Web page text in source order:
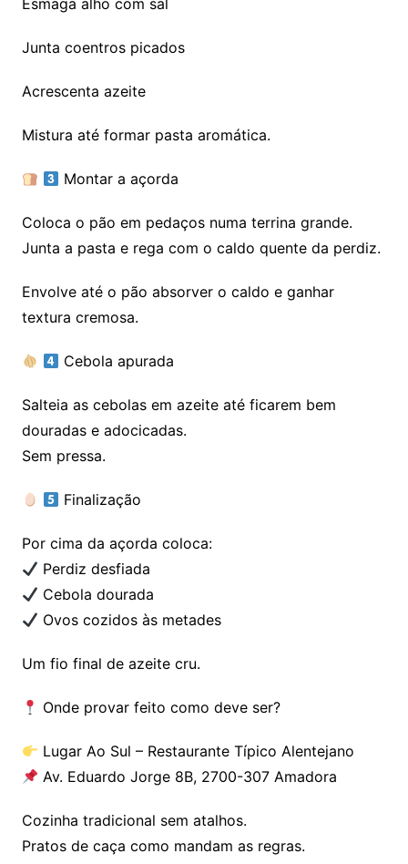
Junta coentros picados
Acrescenta azeite
Mistura até formar pasta aromática.
Montar a açorda
Coloca o pão em pedaços numa terrina grande.
Junta a pasta e rega com o caldo quente da perdiz.
Envolve até o pão absorver o caldo e ganhar
textura cremosa.
Cebola apurada
Salteia as cebolas em azeite até ficarem bem
douradas e adocicadas.
Sem pressa.
Finalização
Por cima da açorda coloca:
Perdiz desfiada
Cebola dourada
Ovos cozidos às metades
Um fio final de azeite cru.
Onde provar feito como deve ser?
Lugar Ao Sul – Restaurante Típico Alentejano
Av. Eduardo Jorge 8B, 2700-307 Amadora
Cozinha tradicional sem atalhos.
Pratos de caça como mandam as regras.